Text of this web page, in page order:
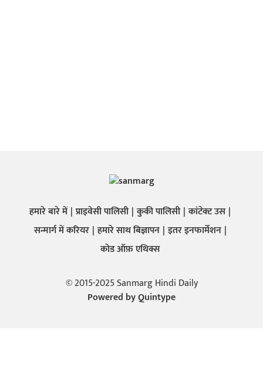
हमारे बारे में प्राइवेसी पालिसी कुकी पालिसी कांटेक्ट उस
सन्मार्ग में करियर हमारे साथ बिज्ञापन इतर इनफार्मेशन
कोड ऑफ़ एथिक्स
© 2015-2025 Sanmarg Hindi Daily
Powered byQuintype